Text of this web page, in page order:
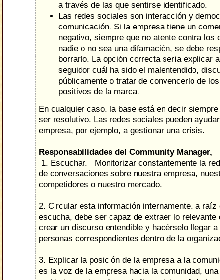
a través de las que sentirse identificado.
Las redes sociales son interacción y
comunicación. Si la empresa tiene un
negativo, siempre que no atente contra los
nadie o no sea una difamación, se debe
borrarlo. La opción correcta sería explicar
seguidor cuál ha sido el malentendido,
públicamente o tratar de convencerlo de
positivos de la marca.
En cualquier caso, la base está en decir
ser resolutivo. Las redes sociales pueden
empresa, por ejemplo, a gestionar una crisis.
Responsabilidades del Community Manager,
1. Escuchar.
Monitorizar constantemente la
de conversaciones sobre nuestra empresa,
competidores o nuestro mercado.
2. Circular esta información internamente. a raíz
escucha, debe ser capaz de extraer lo relevante
crear un discurso entendible y hacérselo llegar a
personas correspondientes dentro de la
3. Explicar la posición de la empresa a la
es la voz de la empresa hacia la comunidad,